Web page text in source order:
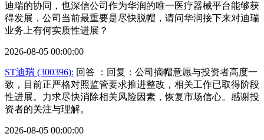
迪瑞的协同，也深信公司作为华润的唯一医疗器械平台能够获
得发展，公司当前最重要是尽快脱帽，请问华润接下来对迪瑞
业务上有何实质性进展？
2026-08-05 00:00:00
ST迪瑞 (300396): 回答 ：回复：公司摘帽意愿与投资者高度一
致，目前正严格对照监管要求推进整改，相关工作已取得阶段
性进展。力求尽快消除相关风险因素，恢复市场信心。感谢投
资者的关注与理解。
2026-08-05 00:00:00